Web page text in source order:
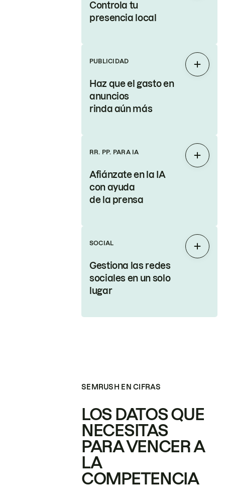
Controla tu
presencia local
PUBLICIDAD
Haz que el gasto en
anuncios
rinda aún más
RR. PP. PARA IA
Afiánzate en la IA
con ayuda
de la prensa
SOCIAL
Gestiona las redes
sociales en un solo
lugar
SEMRUSH EN CIFRAS
LOS DATOS QUE
NECESITAS
PARA VENCER A
LA
COMPETENCIA